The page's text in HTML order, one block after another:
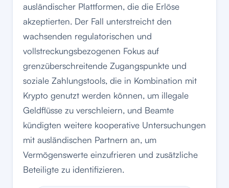
ausländischer Plattformen, die die Erlöse
akzeptierten. Der Fall unterstreicht den
wachsenden regulatorischen und
vollstreckungsbezogenen Fokus auf
grenzüberschreitende Zugangspunkte und
soziale Zahlungstools, die in Kombination mit
Krypto genutzt werden können, um illegale
Geldflüsse zu verschleiern, und Beamte
kündigten weitere kooperative Untersuchungen
mit ausländischen Partnern an, um
Vermögenswerte einzufrieren und zusätzliche
Beteiligte zu identifizieren.